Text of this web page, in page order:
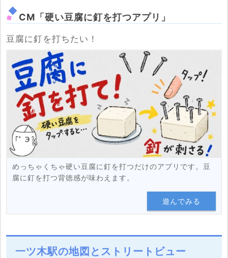
CM「硬い豆腐に釘を打つアプリ」
豆腐に釘を打ちたい！
めっちゃくちゃ硬い豆腐に釘を打つだけのアプリです。豆
腐に釘を打つ背徳感が味わえます。
遊んでみる
一ツ木駅の地図とストリートビュー